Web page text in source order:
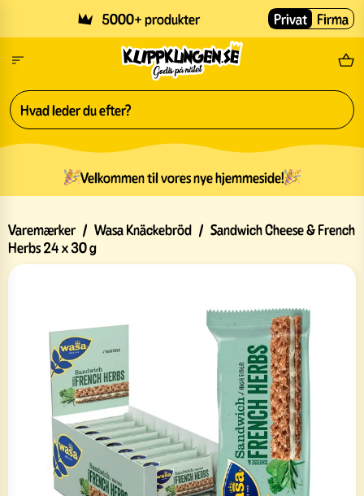
5000+ produkter Privat Firma
Velkommen til vores nye hjemmeside!
Varemærker / Wasa Knäckebröd / Sandwich Cheese & French
Herbs 24 x 30 g